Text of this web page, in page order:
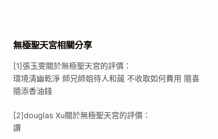
無極聖天宮相關分享
[1]張玉雯關於無極聖天宮的評價：
環境清幽乾淨 師兄師姐待人和藹 不收取如何費用 隨喜
隨添香油錢
[2]douglas Xu關於無極聖天宮的評價：
讚